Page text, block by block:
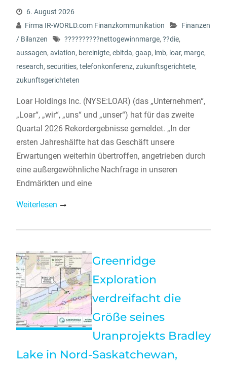
6. August 2026
Firma IR-WORLD.com Finanzkommunikation
Finanzen
/ Bilanzen
??????????nettogewinnmarge, ??die,
aussagen, aviation, bereinigte, ebitda, gaap, lmb, loar, marge,
research, securities, telefonkonferenz, zukunftsgerichtete,
zukunftsgerichteten
Loar Holdings Inc. (NYSE:LOAR) (das „Unternehmen“,
„Loar“, „wir“, „uns“ und „unser“) hat für das zweite
Quartal 2026 Rekordergebnisse gemeldet. „In der
ersten Jahreshälfte hat das Geschäft unsere
Erwartungen weiterhin übertroffen, angetrieben durch
eine außergewöhnliche Nachfrage in unseren
Endmärkten und eine
Weiterlesen
Greenridge
Exploration
verdreifacht die
Größe seines
Uranprojekts Bradley
Lake in Nord-Saskatchewan,